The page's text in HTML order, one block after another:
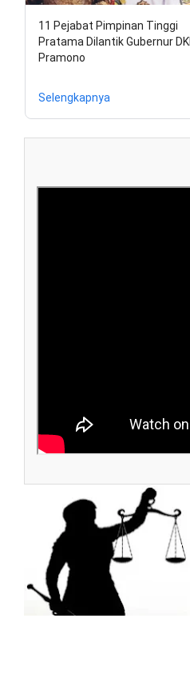
11 Pejabat Pimpinan Tinggi
Pratama Dilantik Gubernur DKI
Pramono
Selengkapnya